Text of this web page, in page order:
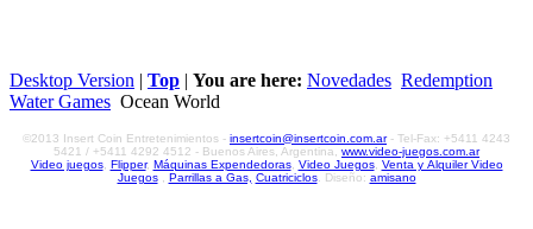
Desktop Version | Top | You are here: Novedades Redemption
Water Games Ocean World
©2013 Insert Coin Entretenimientos - insertcoin@insertcoin.com.ar- Tel-Fax: +5411 4243
5421 / +5411 4292 4512 - Buenos Aires, Argentina, www.video-juegos.com.ar
Video juegos, Flipper, Máquinas Expendedoras, Video Juegos, Venta y Alquiler Video
Juegos, Parrillas a Gas, Cuatriciclos. Diseño: amisano